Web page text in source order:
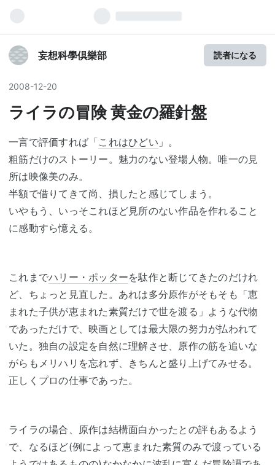
妄想科學倶樂部 読者になる
2008-12-20
ライラの冒険 黄金の羅針盤
一言で評価すれば「これはひどい 」。
粗筋だけのストーリー。魅力のない登場人物。唯一の見
所は映像美のみ。
半額で借りてきて尚、損したと感じてしまう。
いやもう、いっそこれほど見所のない作品を作れること
に感動すら憶える。
これまでハリー・ポッターを駄作と断じてきたのだけれ
ど、ちょっと見直した。あれは多分原作がそもそも「恵
まれた子供が恵まれた素質だけで世を渡る」ような代物
であっただけで、映画としては最大限の努力が払われて
いた。独自の設定を自然に理解させ、原作の筋を追いな
がらもメリハリを忘れず、きちんと盛り上げてみせる。
正しくプロの仕事であった。
ライラの場合、原作は結構面白かったとの評もあるよう
で、なるほど(例によって恵まれた素質のみで渡っている